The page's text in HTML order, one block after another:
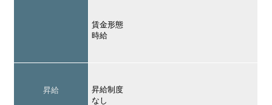
賃金形態
時給
昇給
昇給制度
なし